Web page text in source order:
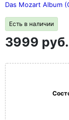
Das Mozart Album
Есть в наличии
3999 руб.